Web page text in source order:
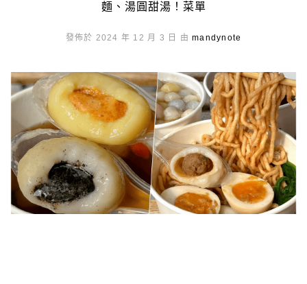
麵、湯圓甜湯！菜單
發佈於 2024 年 12 月 3 日 由mandynote